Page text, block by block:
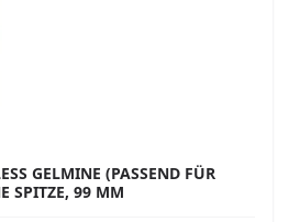
GELMINE (PASSEND FÜR
SPITZE, 99 MM